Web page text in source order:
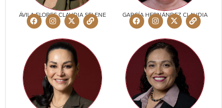
ÁVILA FLORES CLAUDIA SELENE GARCÍA HERNÁNDEZ CLAUDIA